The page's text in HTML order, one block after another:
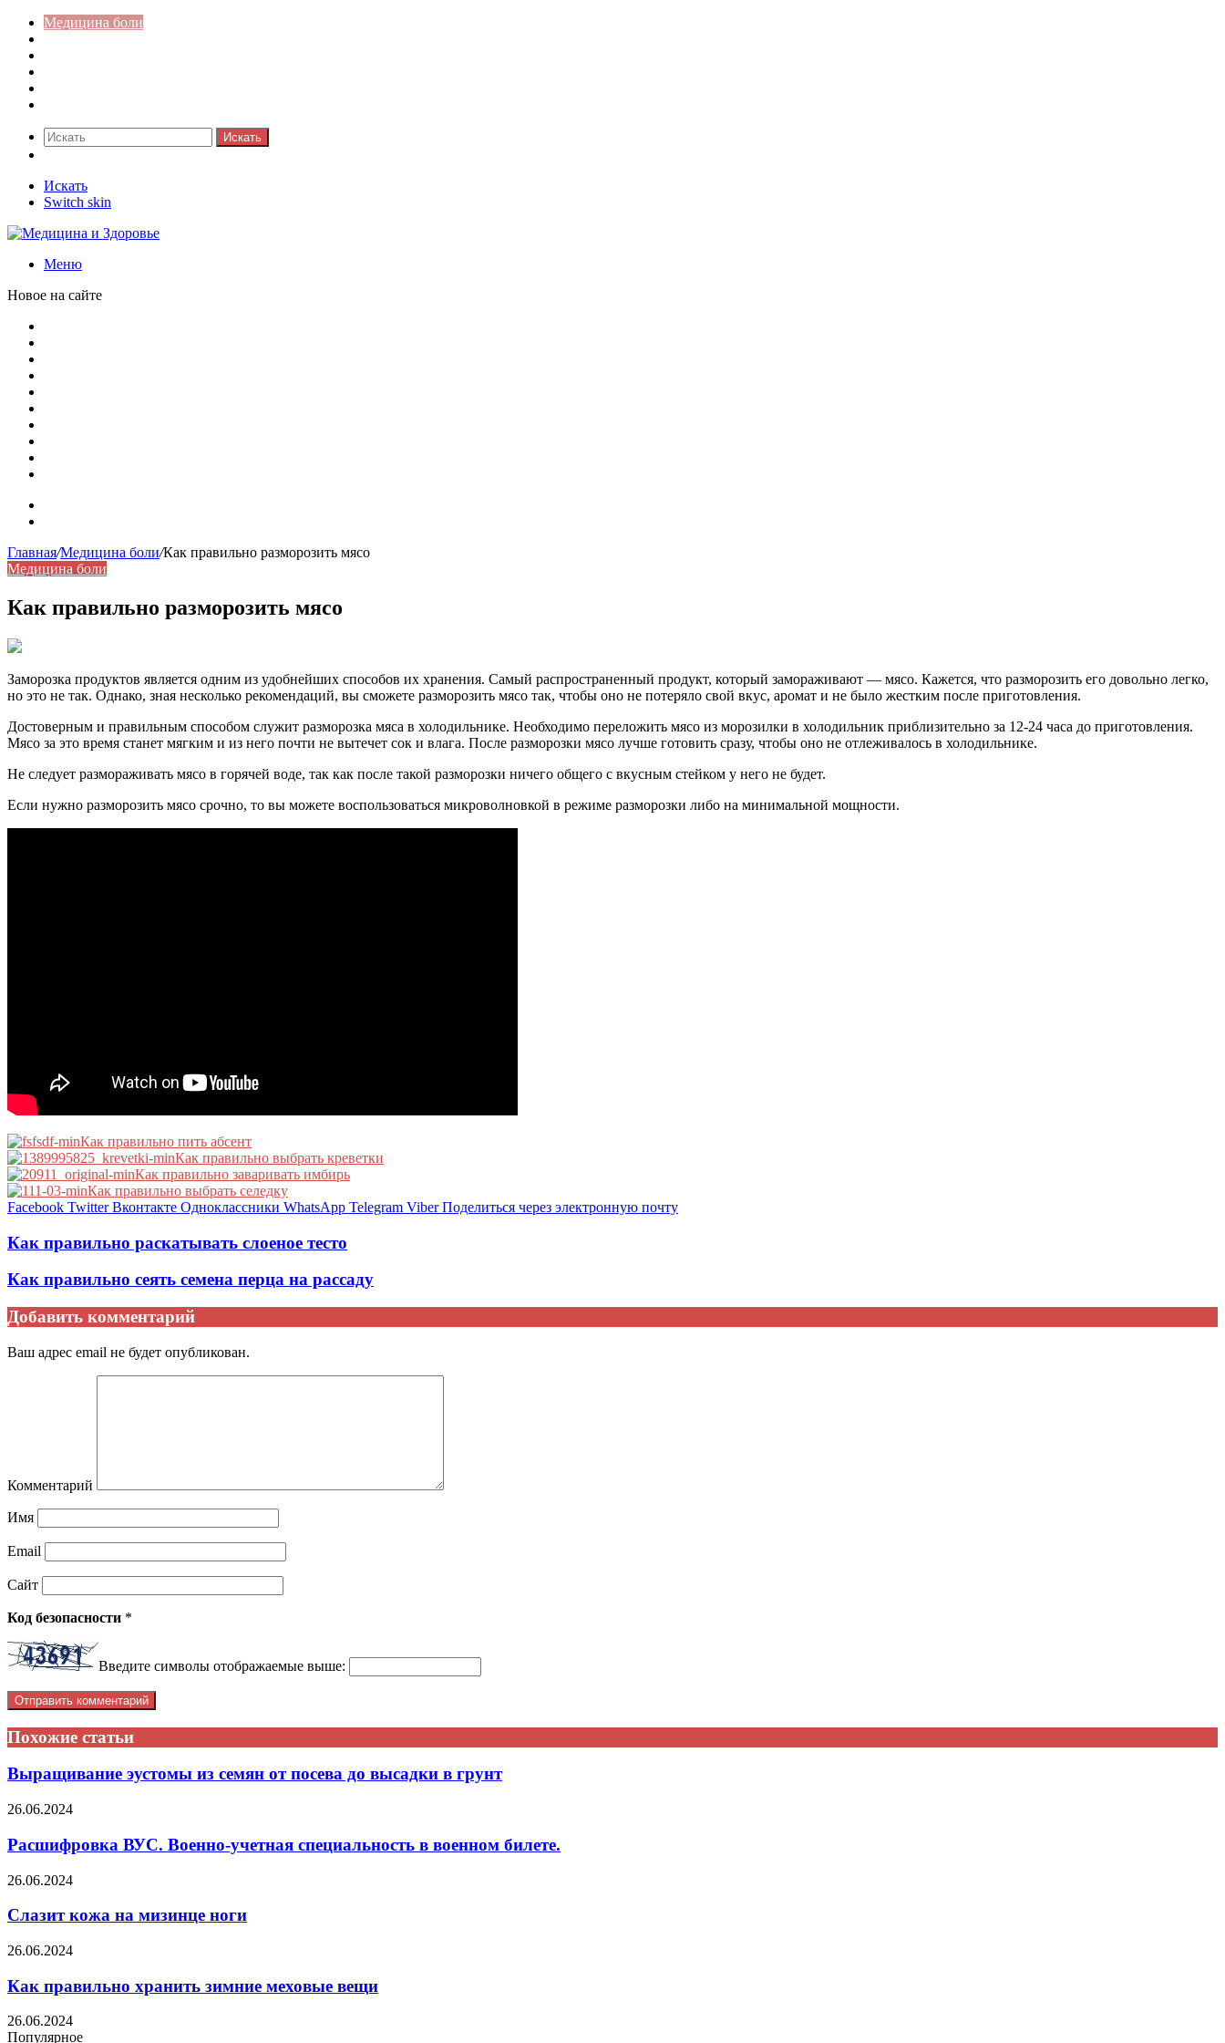
Медицина боли
Искать
Искать
Switch skin
Меню
Новое на сайте
Главная/Медицина боли/Как правильно разморозить мясо
Медицина боли
Как правильно разморозить мясо
Заморозка продуктов является одним из удобнейших способов их хранения. Самый распространенный продукт, который замораживают — мясо. Кажется, что разморозить его довольно легко,
но это не так. Однако, зная несколько рекомендаций, вы сможете разморозить мясо так, чтобы оно не потеряло свой вкус, аромат и не было жестким после приготовления.
Достоверным и правильным способом служит разморозка мяса в холодильнике. Необходимо переложить мясо из морозилки в холодильник приблизительно за 12-24 часа до приготовления.
Мясо за это время станет мягким и из него почти не вытечет сок и влага. После разморозки мясо лучше готовить сразу, чтобы оно не отлеживалось в холодильнике.
Не следует размораживать мясо в горячей воде, так как после такой разморозки ничего общего с вкусным стейком у него не будет.
Если нужно разморозить мясо срочно, то вы можете воспользоваться микроволновкой в режиме разморозки либо на минимальной мощности.
Как правильно пить абсент
Как правильно выбрать креветки
Как правильно заваривать имбирь
Как правильно выбрать селедку
Facebook Twitter Вконтакте Одноклассники WhatsApp Telegram Viber Поделиться через электронную почту
Как правильно раскатывать слоеное тесто
Как правильно сеять семена перца на рассаду
Добавить комментарий
Ваш адрес email не будет опубликован.
Комментарий
Имя
Email
Сайт
Код безопасности *
Введите символы отображаемые выше:
Похожие статьи
Выращивание эустомы из семян от посева до высадки в грунт
26.06.2024
Расшифровка ВУС. Военно-учетная специальность в военном билете.
26.06.2024
Слазит кожа на мизинце ноги
26.06.2024
Как правильно хранить зимние меховые вещи
26.06.2024
Популярное